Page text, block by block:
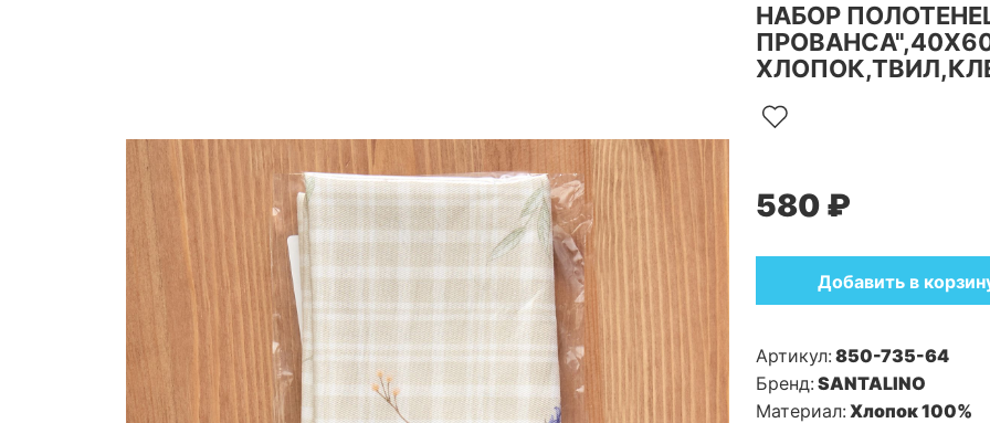
НАБОР
580 ₽
Добавить в
Артикул: 850-735-64
Бренд: SANTALINO
Материал: Хлопок 100%